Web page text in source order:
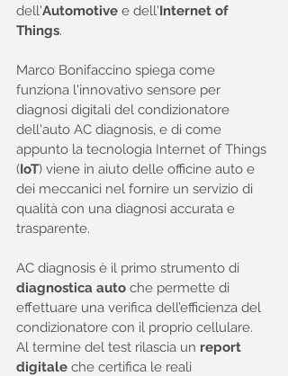
dell'Automotive e dell'Internet of
Things.
Marco Bonifaccino spiega come
funziona l'innovativo sensore per
diagnosi digitali del condizionatore
dell'auto AC diagnosis, e di come
appunto la tecnologia Internet of Things
(IoT) viene in aiuto delle officine auto e
dei meccanici nel fornire un servizio di
qualità con una diagnosi accurata e
trasparente.
AC diagnosis è il primo strumento di
diagnostica auto che permette di
effettuare una verifica dell’efficienza del
condizionatore con il proprio cellulare.
Al termine del test rilascia un report
digitale che certifica le reali